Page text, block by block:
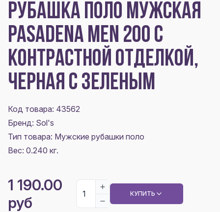
РУБАШКА ПОЛО МУЖСКАЯ
PASADENA MEN 200 С
КОНТРАСТНОЙ ОТДЕЛКОЙ,
ЧЕРНАЯ С ЗЕЛЕНЫМ
Код товара: 43562
Бренд: Sol's
Тип товара: Мужские рубашки поло
Вес: 0.240 кг.
1 190.00
руб
КУПИТЬ